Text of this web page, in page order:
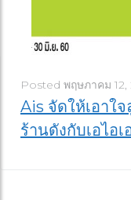
Posted พฤษภาคม 12,
Ais จัดให้เอาใ
ร้านดังกับเอไอเ